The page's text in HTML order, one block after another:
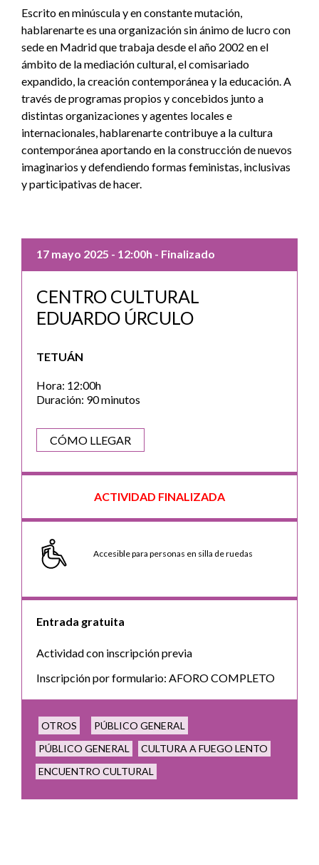
Escrito en minúscula y en constante mutación,
hablarenarte es una organización sin ánimo de lucro con
sede en Madrid que trabaja desde el año 2002 en el
ámbito de la mediación cultural, el comisariado
expandido, la creación contemporánea y la educación. A
través de programas propios y concebidos junto a
distintas organizaciones y agentes locales e
internacionales, hablarenarte contribuye a la cultura
contemporánea aportando en la construcción de nuevos
imaginarios y defendiendo formas feministas, inclusivas
y participativas de hacer.
17 mayo 2025 - 12:00h - Finalizado
CENTRO CULTURAL
EDUARDO ÚRCULO
TETUÁN
Hora: 12:00h
Duración: 90 minutos
CÓMO LLEGAR
ACTIVIDAD FINALIZADA
Accesible para personas en silla de ruedas
Entrada gratuita
Actividad con inscripción previa
Inscripción por formulario: AFORO COMPLETO
OTROS
PÚBLICO GENERAL
PÚBLICO GENERAL
CULTURA A FUEGO LENTO
ENCUENTRO CULTURAL